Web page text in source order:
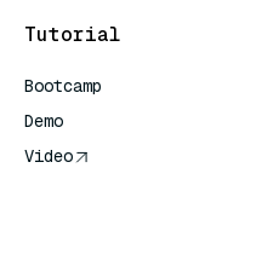
Tutorial
Bootcamp
Demo
Video